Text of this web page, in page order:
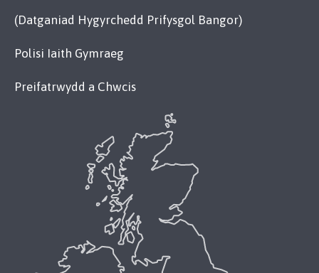
(Datganiad Hygyrchedd Prifysgol Bangor)
Polisi Iaith Gymraeg
Preifatrwydd a Chwcis